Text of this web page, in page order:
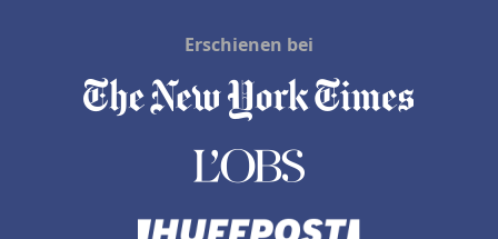
Erschienen bei